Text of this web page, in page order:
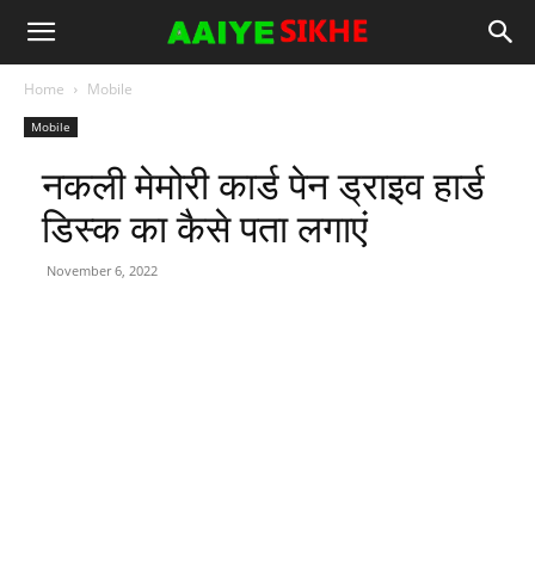
Home Mobile
Mobile
नकली मेमोरी कार्ड पेन ड्राइव हार्ड
डिस्क का कैसे पता लगाएं
November 6, 2022